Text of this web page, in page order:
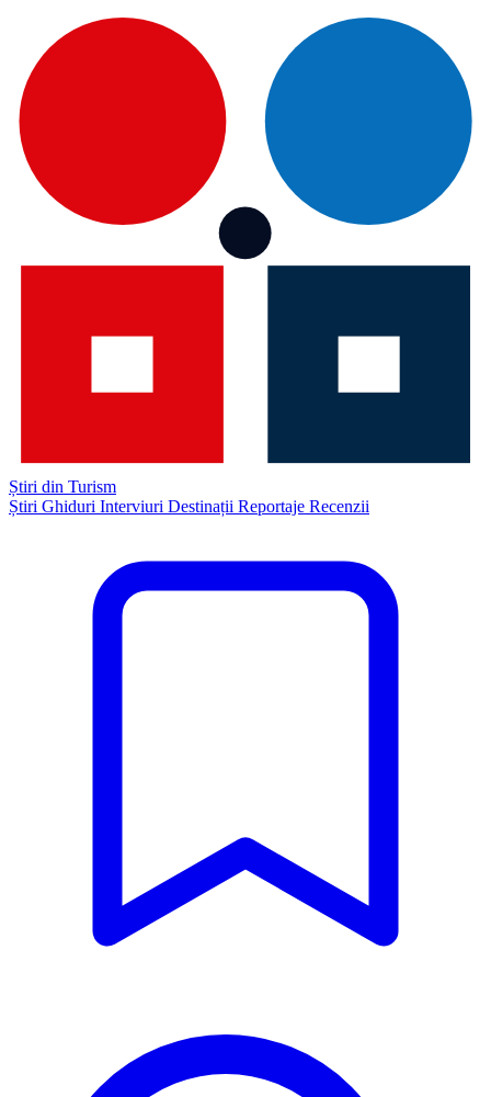
Știri din Turism
Știri Ghiduri Interviuri Destinații Reportaje Recenzii